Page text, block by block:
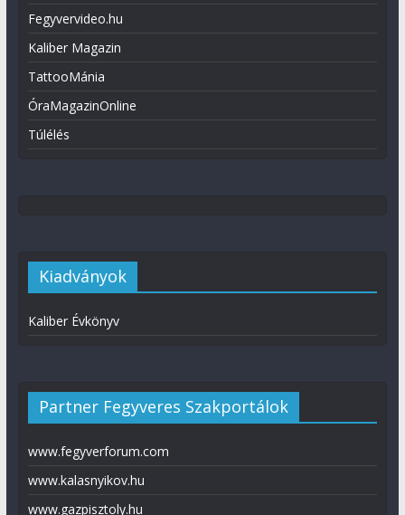
Fegyvervideo.hu
Kaliber Magazin
TattooMánia
ÓraMagazinOnline
Túlélés
Kiadványok
Kaliber Évkönyv
Partner Fegyveres Szakportálok
www.fegyverforum.com
www.kalasnyikov.hu
www.gazpisztoly.hu